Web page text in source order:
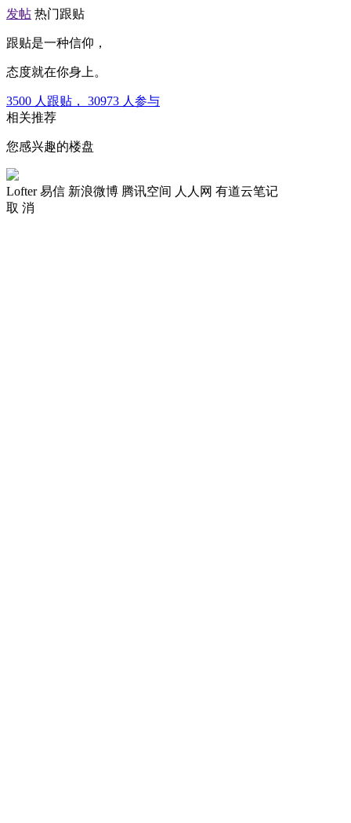
发帖 热门跟贴
跟贴是一种信仰，
态度就在你身上。
3500 人跟贴， 30973 人参与
相关推荐
您感兴趣的楼盘
Lofter 易信 新浪微博 腾讯空间 人人网 有道云笔记
取 消